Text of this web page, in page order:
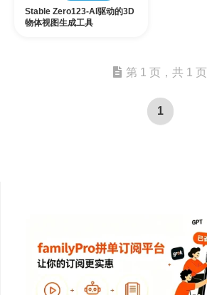
Stable Zero123-AI驱动的3D
物体视图生成工具
第 1 页，共 1 页
1